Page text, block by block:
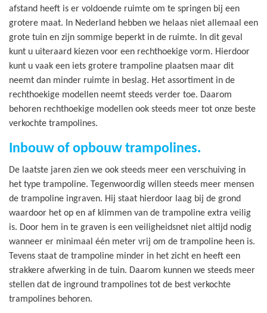
afstand heeft is er voldoende ruimte om te springen bij een
grotere maat. In Nederland hebben we helaas niet allemaal een
grote tuin en zijn sommige beperkt in de ruimte. In dit geval
kunt u uiteraard kiezen voor een rechthoekige vorm. Hierdoor
kunt u vaak een iets grotere trampoline plaatsen maar dit
neemt dan minder ruimte in beslag. Het assortiment in de
rechthoekige modellen neemt steeds verder toe. Daarom
behoren rechthoekige modellen ook steeds meer tot onze beste
verkochte trampolines.
Inbouw of opbouw trampolines.
De laatste jaren zien we ook steeds meer een verschuiving in
het type trampoline. Tegenwoordig willen steeds meer mensen
de trampoline ingraven. Hij staat hierdoor laag bij de grond
waardoor het op en af klimmen van de trampoline extra veilig
is. Door hem in te graven is een veiligheidsnet niet altijd nodig
wanneer er minimaal één meter vrij om de trampoline heen is.
Tevens staat de trampoline minder in het zicht en heeft een
strakkere afwerking in de tuin. Daarom kunnen we steeds meer
stellen dat de inground trampolines tot de best verkochte
trampolines behoren.